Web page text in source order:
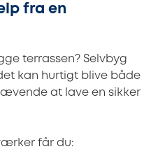
fra en
terrassen? Selvbyg
kan hurtigt blive både
at lave en sikker
får du: